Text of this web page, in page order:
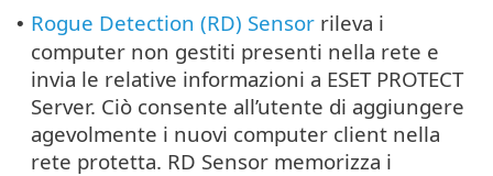
• Rogue Detection (RD) Sensor rileva i
computer non gestiti presenti nella rete e
invia le relative informazioni a ESET PROTECT
Server. Ciò consente all’utente di aggiungere
agevolmente i nuovi computer client nella
rete protetta. RD Sensor memorizza i